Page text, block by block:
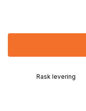
Rask levering